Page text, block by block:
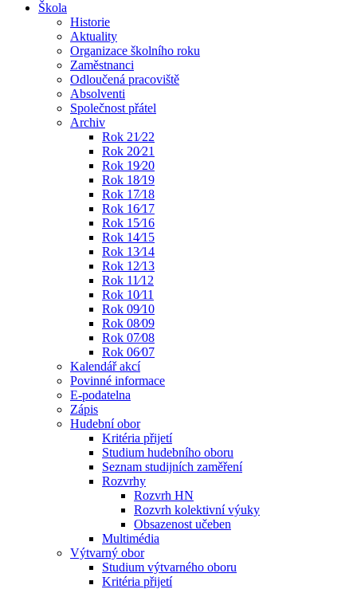
Škola
Historie
Aktuality
Organizace školního roku
Zaměstnanci
Odloučená pracoviště
Absolventi
Společnost přátel
Archiv
Rok 21⁄22
Rok 20⁄21
Rok 19⁄20
Rok 18⁄19
Rok 17⁄18
Rok 16⁄17
Rok 15⁄16
Rok 14⁄15
Rok 13⁄14
Rok 12⁄13
Rok 11⁄12
Rok 10⁄11
Rok 09⁄10
Rok 08⁄09
Rok 07⁄08
Rok 06⁄07
Kalendář akcí
Povinné informace
E-podatelna
Zápis
Hudební obor
Kritéria přijetí
Studium hudebního oboru
Seznam studijních zaměření
Rozvrhy
Rozvrh HN
Rozvrh kolektivní výuky
Obsazenost učeben
Multimédia
Výtvarný obor
Studium výtvarného oboru
Kritéria přijetí